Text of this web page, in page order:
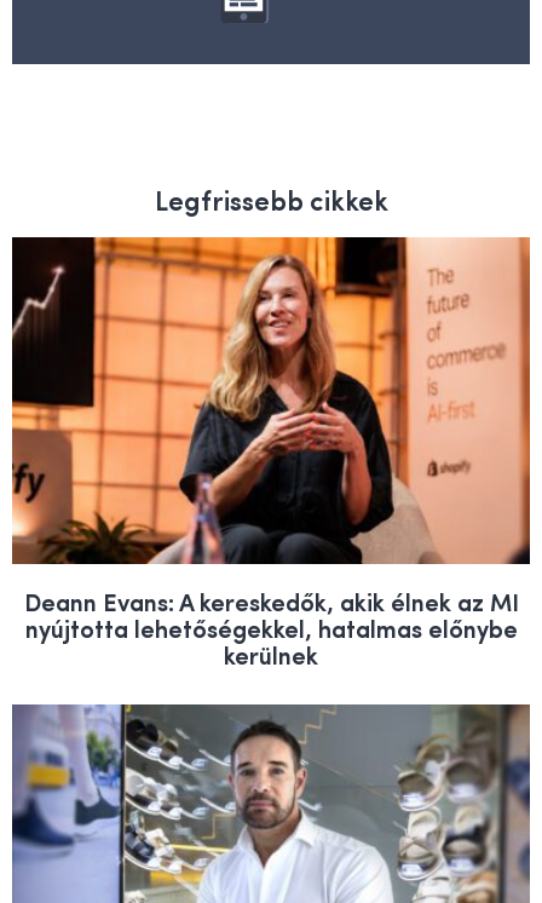
Legfrissebb cikkek
Deann Evans: A kereskedők, akik élnek az MI
nyújtotta lehetőségekkel, hatalmas előnybe
kerülnek